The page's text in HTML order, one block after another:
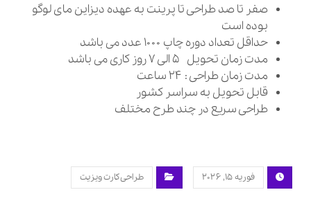
صفر تا صد طراحی تا پرینت به عهده دیزاین مای لوگو
بوده است
حداقل تعداد دوره چاپ ۱۰۰۰ عدد می باشد
مدت زمان تحویل ۵ الی ۷ روز کاری می باشد
مدت زمان طراحی : ۲۴ ساعت
قابل تحویل به سراسر کشور
طراحی سریع در چند طرح مختلف
فوریه ۱۵, ۲۰۲۶ طراحی کارت ویزیت